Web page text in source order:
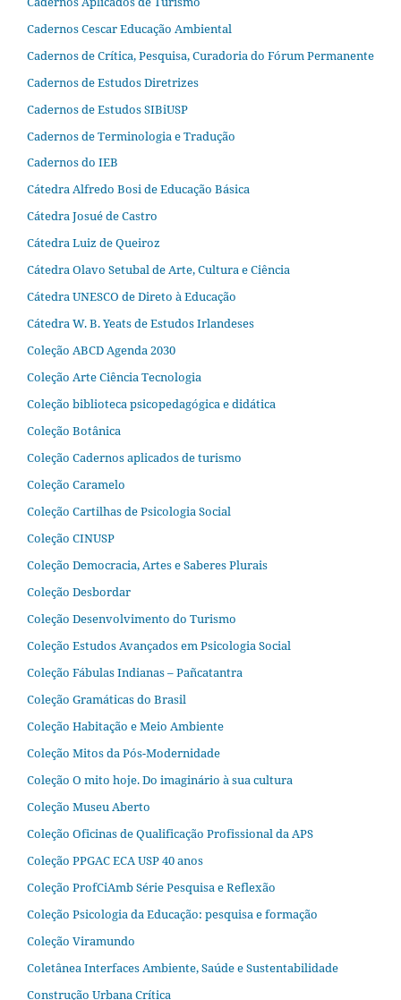
Cadernos Cescar Educação Ambiental
Cadernos de Crítica, Pesquisa, Curadoria do Fórum Permanente
Cadernos de Estudos Diretrizes
Cadernos de Estudos SIBiUSP
Cadernos de Terminologia e Tradução
Cadernos do IEB
Cátedra Alfredo Bosi de Educação Básica
Cátedra Josué de Castro
Cátedra Luiz de Queiroz
Cátedra Olavo Setubal de Arte, Cultura e Ciência
Cátedra UNESCO de Direto à Educação
Cátedra W. B. Yeats de Estudos Irlandeses
Coleção ABCD Agenda 2030
Coleção Arte Ciência Tecnologia
Coleção biblioteca psicopedagógica e didática
Coleção Botânica
Coleção Cadernos aplicados de turismo
Coleção Caramelo
Coleção Cartilhas de Psicologia Social
Coleção CINUSP
Coleção Democracia, Artes e Saberes Plurais
Coleção Desbordar
Coleção Desenvolvimento do Turismo
Coleção Estudos Avançados em Psicologia Social
Coleção Fábulas Indianas – Pañcatantra
Coleção Gramáticas do Brasil
Coleção Habitação e Meio Ambiente
Coleção Mitos da Pós-Modernidade
Coleção O mito hoje. Do imaginário à sua cultura
Coleção Museu Aberto
Coleção Oficinas de Qualificação Profissional da APS
Coleção PPGAC ECA USP 40 anos
Coleção ProfCiAmb Série Pesquisa e Reflexão
Coleção Psicologia da Educação: pesquisa e formação
Coleção Viramundo
Coletânea Interfaces Ambiente, Saúde e Sustentabilidade
Construção Urbana Crítica